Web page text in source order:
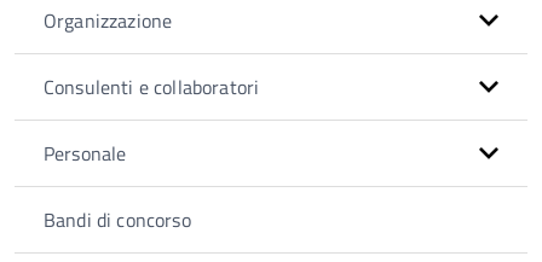
Organizzazione
Consulenti e collaboratori
Personale
Bandi di concorso